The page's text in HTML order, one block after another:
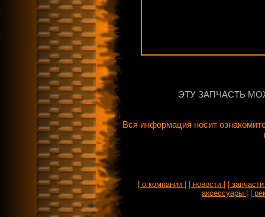
ЭТУ ЗАПЧАСТЬ
Вся информация носит
| о компании | | новости |
|
аксессуары |
|